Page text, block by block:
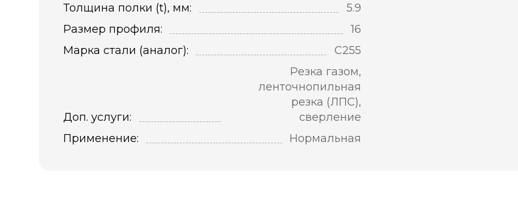
Толщина полки (t), мм:
5.9
Размер профиля:
16
Марка стали (аналог):
С255
Доп. услуги:
Резка газом,
ленточнопильная
резка (ЛПС),
сверление
Применение:
Нормальная